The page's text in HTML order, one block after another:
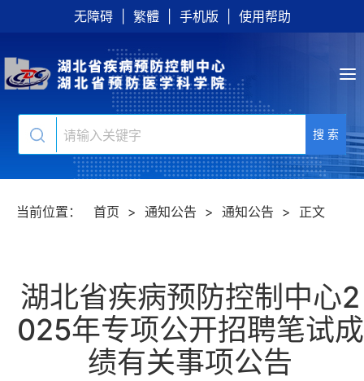
无障碍 繁體 手机版 使用帮助
搜 索
当前位置： 首页 > 通知公告 > 通知公告 > 正文
湖北省疾病预防控制中心2
025年专项公开招聘笔试成
绩有关事项公告